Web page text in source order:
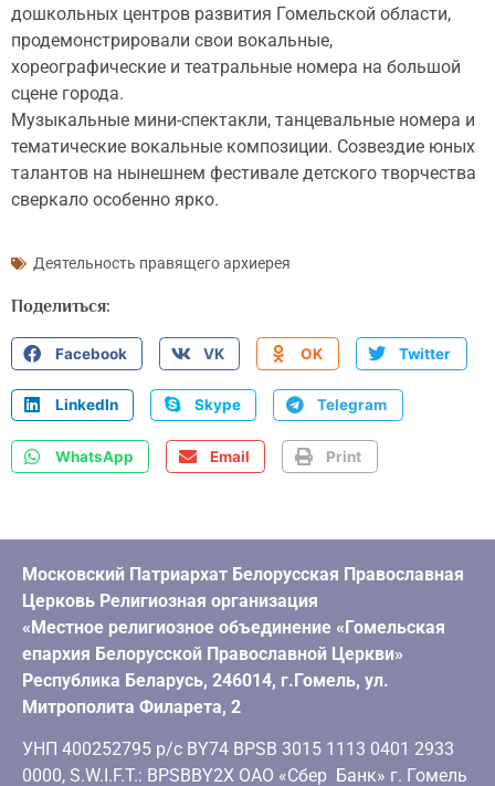
дошкольных центров развития Гомельской области,
продемонстрировали свои вокальные,
хореографические и театральные номера на большой
сцене города.
Музыкальные мини-спектакли, танцевальные номера и
тематические вокальные композиции. Созвездие юных
талантов на нынешнем фестивале детского творчества
сверкало особенно ярко.
Деятельность правящего архиерея
Поделиться:
Facebook VK OK Twitter
LinkedIn Skype Telegram
WhatsApp Email Print
Московский Патриархат Белорусская Православная
Церковь Религиозная организация
«Местное религиозное объединение «Гомельская
епархия Белорусской Православной Церкви»
Республика Беларусь, 246014, г.Гомель, ул.
Митрополита Филарета, 2
УНП 400252795 р/с BY74 BPSB 3015 1113 0401 2933
0000, S.W.I.F.T.: BPSBBY2X ОАО «Сбер Банк» г. Гомель